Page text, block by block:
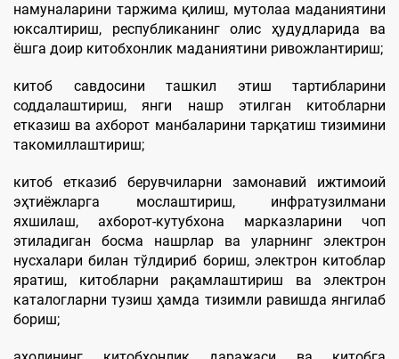
намуналарини таржима қилиш, мутолаа маданиятини
юксалтириш, республиканинг олис ҳудудларида ва
ёшга доир китобхонлик маданиятини ривожлантириш;
китоб савдосини ташкил этиш тартибларини
соддалаштириш, янги нашр этилган китобларни
етказиш ва ахборот манбаларини тарқатиш тизимини
такомиллаштириш;
китоб етказиб берувчиларни замонавий ижтимоий
эҳтиёжларга мослаштириш, инфратузилмани
яхшилаш, ахборот-кутубхона марказларини чоп
этиладиган босма нашрлар ва уларнинг электрон
нусхалари билан тўлдириб бориш, электрон китоблар
яратиш, китобларни рақамлаштириш ва электрон
каталогларни тузиш ҳамда тизимли равишда янгилаб
бориш;